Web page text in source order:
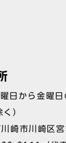
曜日から金曜
）
崎市川崎区宮